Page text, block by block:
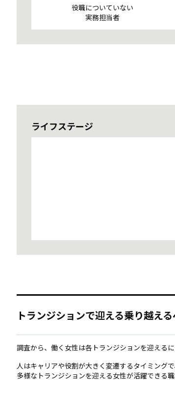
役職についていない
実務担当者
ライフステージ
トランジションで迎える乗り越え
調査から、働く女性は各トランジションを迎える
人はキャリアや役割が大きく変遷するタイミング
多様なトランジションを迎える女性が活躍できる